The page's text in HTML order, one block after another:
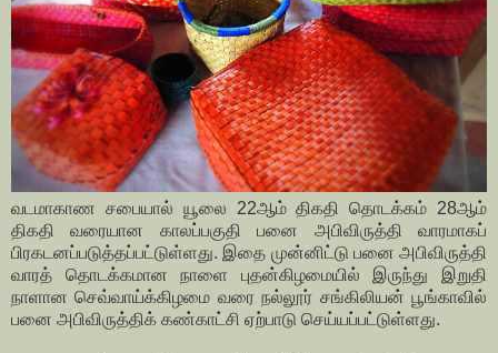
வடமாகாண சபையால் யூலை 22ஆம் திகதி தொடக்கம் 28ஆம்
திகதி வரையான காலப்பகுதி பனை அபிவிருத்தி வாரமாகப்
பிரகடனப்படுத்தப்பட்டுள்ளது. இதை முன்னிட்டு பனை அபிவிருத்தி
வாரத் தொடக்கமான நாளை புதன்கிழமையில் இருந்து இறுதி
நாளான செவ்வாய்க்கிழமை வரை நல்லூர் சங்கிலியன் பூங்காவில்
பனை அபிவிருத்திக் கண்காட்சி ஏற்பாடு செய்யப்பட்டுள்ளது.